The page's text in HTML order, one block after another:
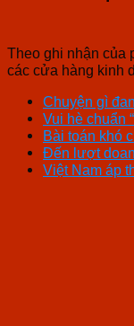
Theo ghi nhận của
các cửa hàng kinh
Chuyện gì
Vui hè chuẩn
Bài toán khó
Đến lượt
Việt Nam áp